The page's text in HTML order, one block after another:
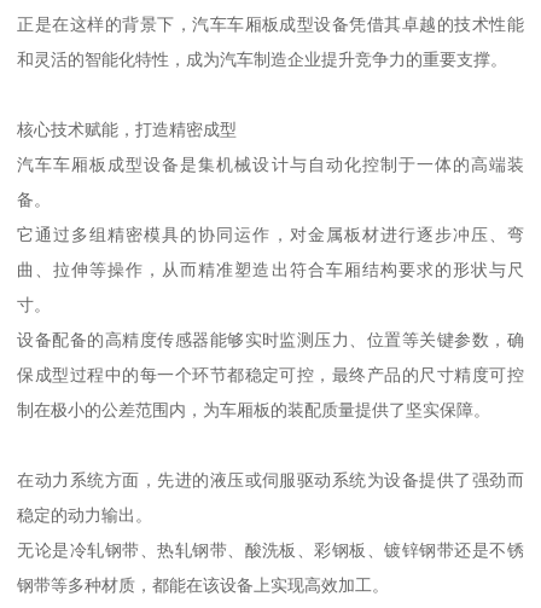
正是在这样的背景下，汽车车厢板成型设备凭借其卓越的技术性能
和灵活的智能化特性，成为汽车制造企业提升竞争力的重要支撑。
核心技术赋能，打造精密成型
汽车车厢板成型设备是集机械设计与自动化控制于一体的高端装
备。
它通过多组精密模具的协同运作，对金属板材进行逐步冲压、弯
曲、拉伸等操作，从而精准塑造出符合车厢结构要求的形状与尺
寸。
设备配备的高精度传感器能够实时监测压力、位置等关键参数，确
保成型过程中的每一个环节都稳定可控，最终产品的尺寸精度可控
制在极小的公差范围内，为车厢板的装配质量提供了坚实保障。
在动力系统方面，先进的液压或伺服驱动系统为设备提供了强劲而
稳定的动力输出。
无论是冷轧钢带、热轧钢带、酸洗板、彩钢板、镀锌钢带还是不锈
钢带等多种材质，都能在该设备上实现高效加工。